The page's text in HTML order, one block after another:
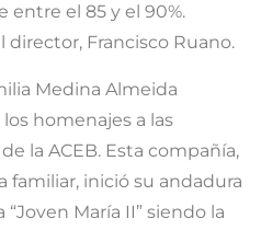
entre el 85 y el 90%.
director, Francisco Ruano.
Medina Almeida
homenajes a las
la ACEB. Esta compañía,
familiar, inició su andadura
María II” siendo la